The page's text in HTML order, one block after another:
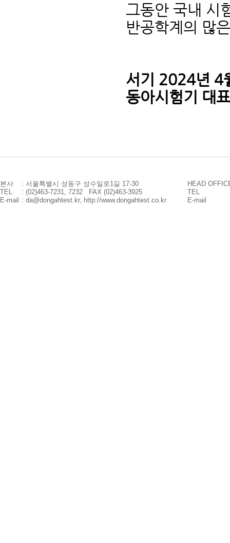
그동안 국내 시
반공학계의 많
서기 2024년 4
동아시험기 대
본사 : 서울특별시 성동구 성수일로1길 17-30
HEAD
TEL
: (02)463-7231, 7232 FAX (02)463-3925
TEL
E-mail
: da@dongahtest.kr, http://www.dongahtest.co.kr E-mail